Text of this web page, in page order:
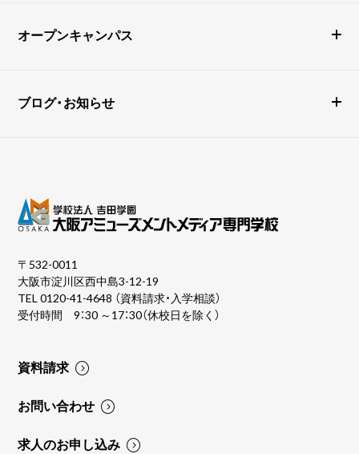
オープンキャンパス
ブログ・お知らせ
〒532-0011
大阪市淀川区西中島3-12-19
TEL0120-41-4648 （資料請求・入学相談）
受付時間 9：30 ～17：30（休校日を除く）
資料請求
お問い合わせ
求人のお申し込み